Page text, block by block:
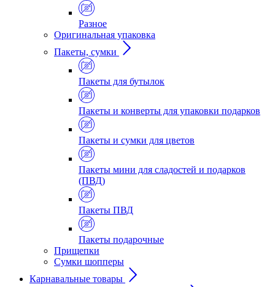
Разное
Оригинальная упаковка
Пакеты, сумки
Пакеты для бутылок
Пакеты и конверты для упаковки подарков
Пакеты и сумки для цветов
Пакеты мини для сладостей и подарков
(ПВД)
Пакеты ПВД
Пакеты подарочные
Прищепки
Сумки шопперы
Карнавальные товары